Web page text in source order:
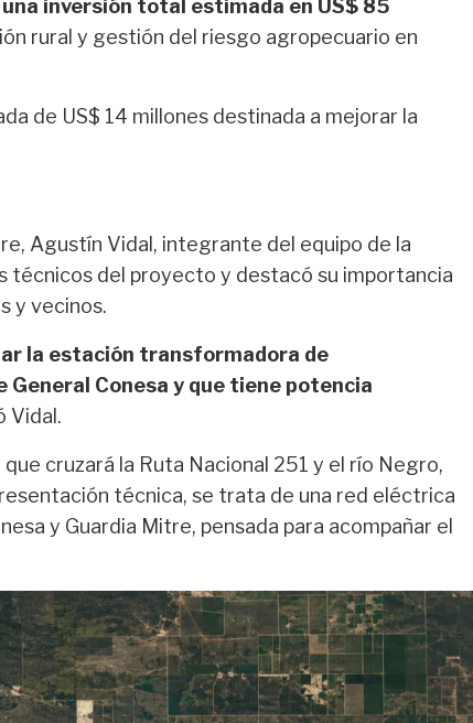
inversión total estimada en US$ 85
rural y gestión del riesgo agropecuario en
de US$ 14 millones destinada a mejorar la
Agustín Vidal, integrante del equipo de la
técnicos del proyecto y destacó su importancia
y vecinos.
la estación transformadora de
General Conesa y que tiene potencia
Vidal.
cruzará la Ruta Nacional 251 y el río Negro,
técnica, se trata de una red eléctrica
y Guardia Mitre, pensada para acompañar el